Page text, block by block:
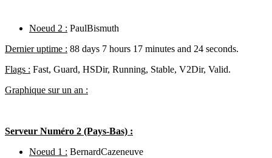
Noeud 2 : PaulBismuth
Dernier uptime : 88 days 7 hours 17 minutes and 24 seconds.
Flags : Fast, Guard, HSDir, Running, Stable, V2Dir, Valid.
Graphique sur un an :
Serveur Numéro 2 (Pays-Bas) :
Noeud 1 : BernardCazeneuve